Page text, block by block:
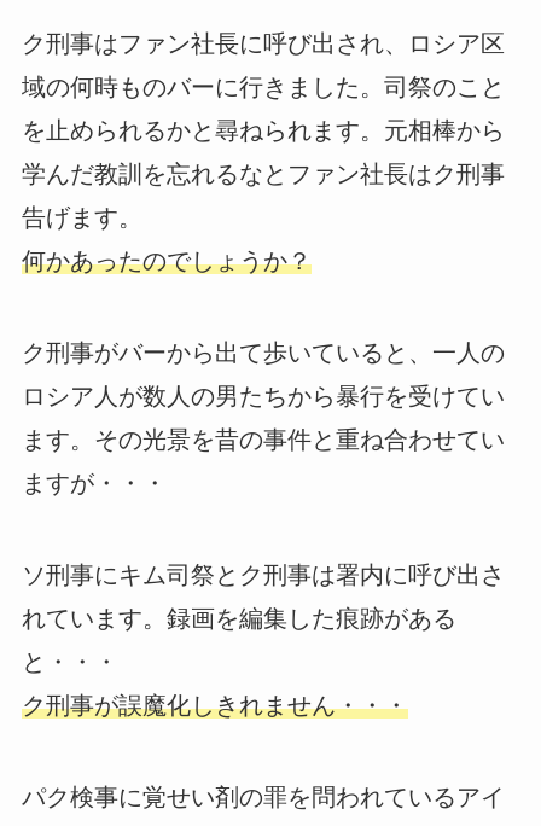
ク刑事はファン社長に呼び出され、ロシア区
域の何時ものバーに行きました。司祭のこと
を止められるかと尋ねられます。元相棒から
学んだ教訓を忘れるなとファン社長はク刑事
告げます。
何かあったのでしょうか？
ク刑事がバーから出て歩いていると、一人の
ロシア人が数人の男たちから暴行を受けてい
ます。その光景を昔の事件と重ね合わせてい
ますが・・・
ソ刑事にキム司祭とク刑事は署内に呼び出さ
れています。録画を編集した痕跡がある
と・・・
ク刑事が誤魔化しきれません・・・
パク検事に覚せい剤の罪を問われているアイ